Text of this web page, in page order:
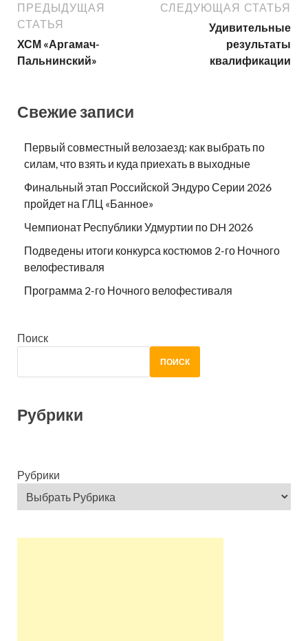
ПРЕДЫДУЩАЯ
СТАТЬЯ
ХСМ «Аргамач-
Пальнинский»
СЛЕДУЮЩАЯ СТАТЬЯ
Удивительные
результаты
квалификации
Свежие записи
Первый совместный велозаезд: как выбрать по
силам, что взять и куда приехать в выходные
Финальный этап Российской Эндуро Серии 2026
пройдет на ГЛЦ «Банное»
Чемпионат Республики Удмуртии по DH 2026
Подведены итоги конкурса костюмов 2-го Ночного
велофестиваля
Программа 2-го Ночного велофестиваля
Поиск
ПОИСК
Рубрики
Рубрики